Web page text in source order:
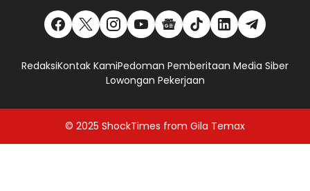
RedaksiKontak KamiPedoman Pemberitaan Media Siber
Lowongan Pekerjaan
© 2025 ShockTimes from Gila Temax